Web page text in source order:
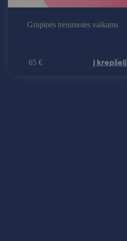
Grupinės treniruotės vaikams
65 € Į krepšelį